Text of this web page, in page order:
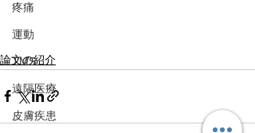
疼痛
運動
TMS
遠隔医療
皮膚疾患
論文の紹介